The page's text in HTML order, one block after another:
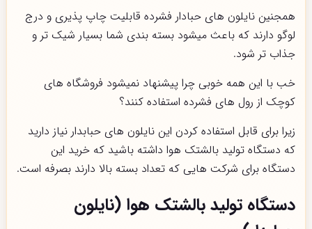
همجنین نایلون های حبادار فشرده قابلیت چاپ پذیری و درج
لوگو دارند که باعث میشود بسته بندی شما بسیار شیک تر و
جذاب تر شود.
خب با این همه خوبی چرا پیشنهاد نمیشود فروشگاه های
کوچک از رول های فشرده استفاده کنند؟
زیرا برای قابل استفاده کردن این نایلون های حبابدار نیاز دارید
که دستگاه تولید بالشتک هوا داشته باشید که خرید این
دستگاه برای شرکت هایی که تعداد بسته بالا دارند بصرفه است.
دستگاه تولید بالشتک هوا (نایلون